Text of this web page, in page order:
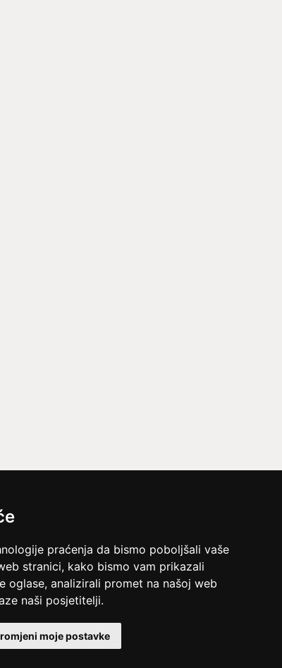
praćenja da bismo poboljšali vaše
stranici, kako bismo vam prikazali
oglase, analizirali promet na našoj web
naši posjetitelji.
moje postavke